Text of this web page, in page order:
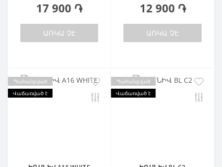
17 900 ֏
ԱՌԿԱ ՉԷ
12 900 ֏
ԱՌԿԱ ՉԷ
Պահանջված
Վաճառված է
Պահանջված
Վաճառված է